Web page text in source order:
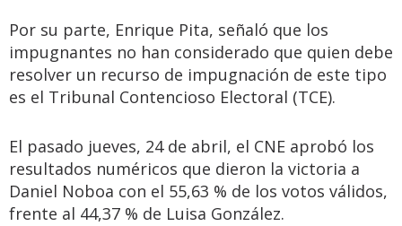
Por su parte, Enrique Pita, señaló que los
impugnantes no han considerado que quien debe
resolver un recurso de impugnación de este tipo
es el Tribunal Contencioso Electoral (TCE).
El pasado jueves, 24 de abril, el CNE aprobó los
resultados numéricos que dieron la victoria a
Daniel Noboa con el 55,63 % de los votos válidos,
frente al 44,37 % de Luisa González.